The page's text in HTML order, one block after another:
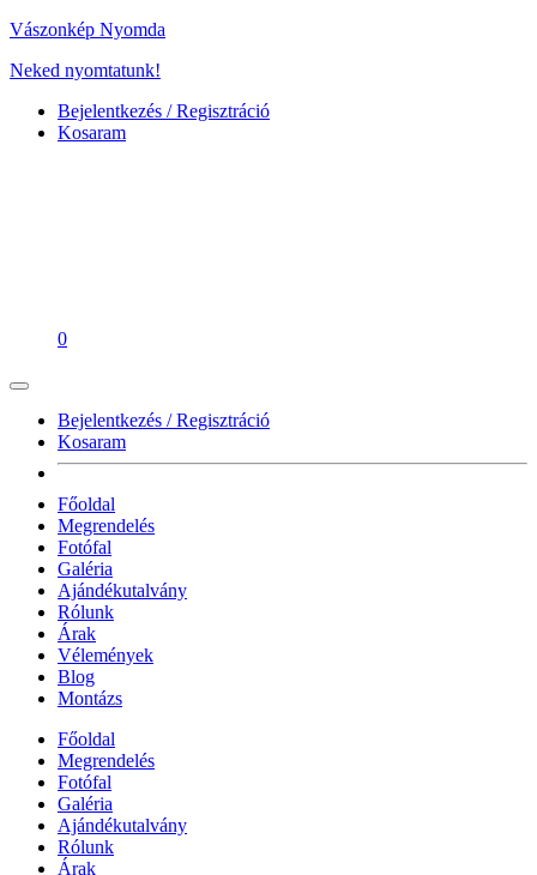
Vászonkép Nyomda
Neked nyomtatunk!
Bejelentkezés / Regisztráció
Kosaram
0
Bejelentkezés / Regisztráció
Kosaram
Főoldal
Megrendelés
Fotófal
Galéria
Ajándékutalvány
Rólunk
Árak
Vélemények
Blog
Montázs
Főoldal
Megrendelés
Fotófal
Galéria
Ajándékutalvány
Rólunk
Árak